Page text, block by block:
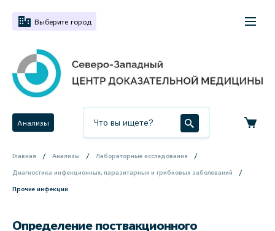
Выберите город
Анализы
Главная Анализы Лабораторные исследования
Диагностика инфекционных, паразитарных и грибковых заболеваний
Прочие инфекции
Определение поствакционного